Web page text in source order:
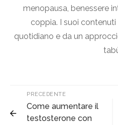
menopausa, benessere
coppia. I suoi
quotidiano e da un
PRECEDENTE
Come aumentare il
testosterone con